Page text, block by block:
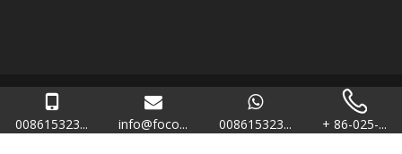
008615323... info@foco... 008615323... + 86-025-...
Copryright.
2021 Шэньчжэнь РБ (Фокал) Технологии Co., Ltd.